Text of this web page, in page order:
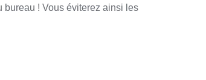
bureau ! Vous éviterez ainsi les